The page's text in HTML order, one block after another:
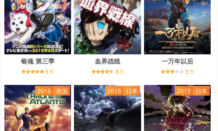
银魂 第三季
9.6
血界战线
8.5
一万年以后
5.5
2015 美国 2015 日本 2015 日本